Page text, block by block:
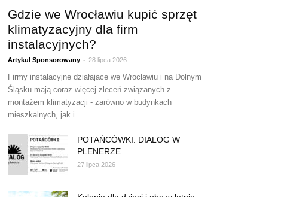
Gdzie we Wrocławiu kupić sprzęt
klimatyzacyjny dla firm
instalacyjnych?
Artykuł Sponsorowany - 28 lipca 2026
Firmy instalacyjne działające we Wrocławiu i na Dolnym
Śląsku mają coraz więcej zleceń związanych z
montażem klimatyzacji - zarówno w budynkach
mieszkalnych, jak i...
POTAŃCÓWKI. DIALOG W
PLENERZE
27 lipca 2026